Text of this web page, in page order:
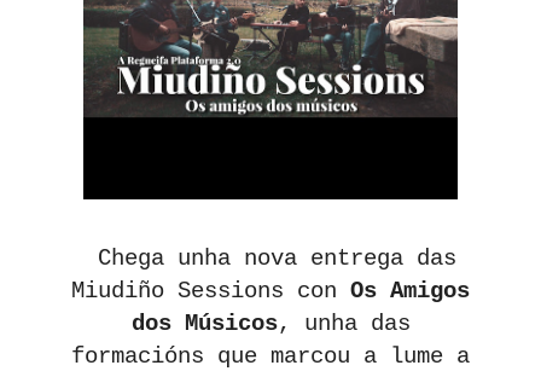
Chega unha nova entrega das
Miudiño Sessions con Os Amigos
dos Músicos, unha das
formacións que marcou a lume a